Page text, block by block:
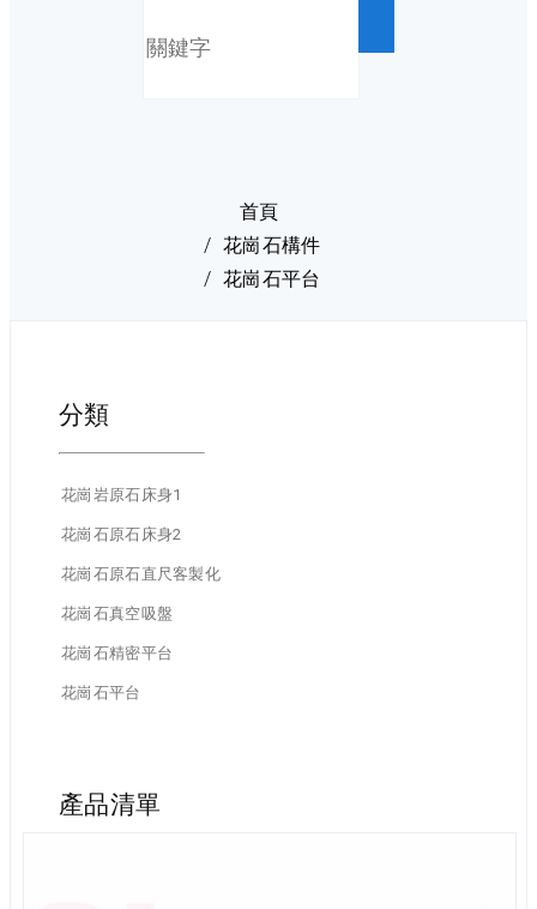
首頁
花崗石構件
花崗石平台
分類
花崗岩原石床身1
花崗石原石床身2
花崗石原石直尺客製化
花崗石真空吸盤
花崗石精密平台
花崗石平台
產品清單